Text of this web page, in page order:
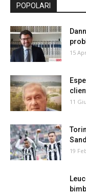
POPOLARI
15
11
19